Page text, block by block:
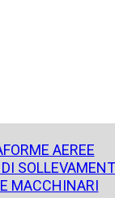
AEREE
MACCHINARI